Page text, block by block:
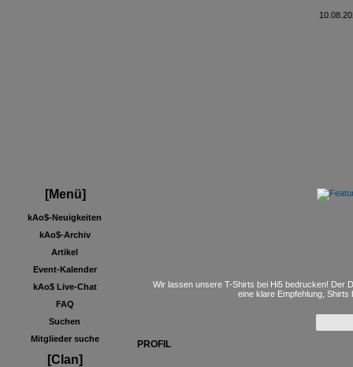
[Menü]
kAo$-Neuigkeiten
kAo$-Archiv
Artikel
Event-Kalender
kAo$ Live-Chat
FAQ
Suchen
Mitglieder suche
[Clan]
Wir lassen unsere T-Shirts bei Hi5 bedrucken! Der
eine klare Empfehlung,
PROFIL